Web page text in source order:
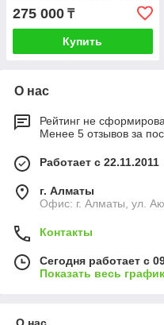
275 000 ₸
Купить
О нас
Рейтинг не
Менее 5 отзывов за
Работает с 22.11.2011
г. Алматы
Офис: г. Алматы, ул.
Контакты
Сегодня работает с
Показать весь